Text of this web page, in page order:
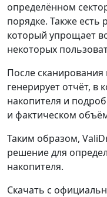
определённом
порядке. Также
который упрощает
некоторых
После
генерирует отчёт, в
накопителя и
и фактическом
Таким образом,
решение для
накопителя.
Скачать с